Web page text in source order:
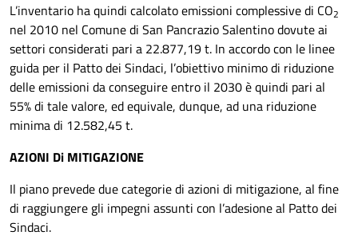
L’inventario ha quindi calcolato emissioni complessive di CO2
nel 2010 nel Comune di San Pancrazio Salentino dovute ai
settori considerati pari a 22.877,19 t. In accordo con le linee
guida per il Patto dei Sindaci, l’obiettivo minimo di riduzione
delle emissioni da conseguire entro il 2030 è quindi pari al
55% di tale valore, ed equivale, dunque, ad una riduzione
minima di 12.582,45 t.
AZIONI Di MITIGAZIONE
Il piano prevede due categorie di azioni di mitigazione, al fine
di raggiungere gli impegni assunti con l’adesione al Patto dei
Sindaci.